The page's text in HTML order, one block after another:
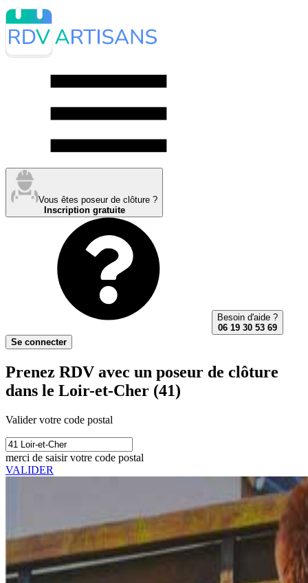
Vous êtes poseur de clôture ?
Inscription gratuite
Besoin d'aide ?
06 19 30 53 69
Se connecter
Prenez RDV avec un poseur de clôture
dans le Loir-et-Cher (41)
Valider votre code postal
merci de saisir votre code postal
VALIDER